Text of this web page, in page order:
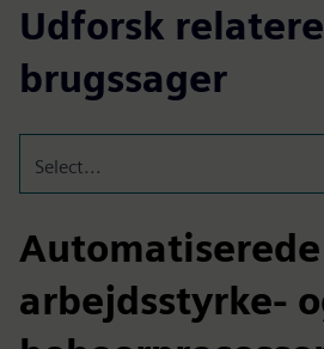
Udforsk
brugssager
Select...
Automatiserede
arbejdsstyrke-